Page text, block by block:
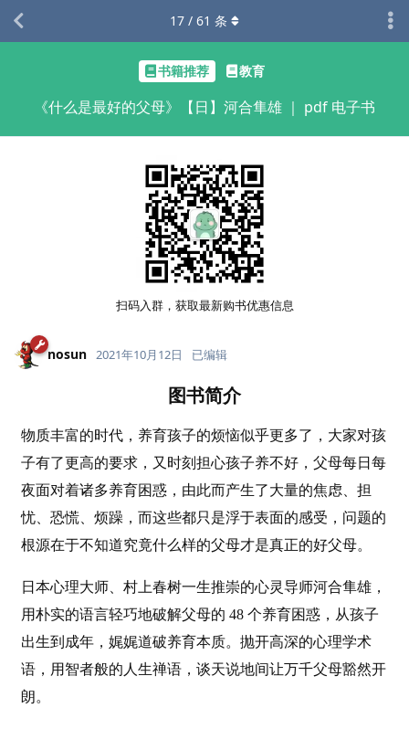
书籍推荐 教育
《什么是最好的父母》【日】河合隼雄 ｜ pdf 电子书
17 / 61 条
扫码入群，获取最新购书优惠信息
nosun 2021年10月12日 已编辑
图书简介
物质丰富的时代，养育孩子的烦恼似乎更多了，大家对孩
子有了更高的要求，又时刻担心孩子养不好，父母每日每
夜面对着诸多养育困惑，由此而产生了大量的焦虑、担
忧、恐慌、烦躁，而这些都只是浮于表面的感受，问题的
根源在于不知道究竟什么样的父母才是真正的好父母。
日本心理大师、村上春树一生推崇的心灵导师河合隼雄，
用朴实的语言轻巧地破解父母的 48 个养育困惑，从孩子
出生到成年，娓娓道破养育本质。抛开高深的心理学术
语，用智者般的人生禅语，谈天说地间让万千父母豁然开
朗。